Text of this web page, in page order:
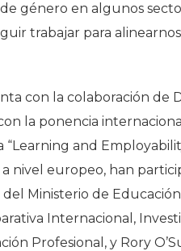
género en algunos
trabajar para
con la colaboración de
la ponencia
“Learning and
a nivel europeo, han
Ministerio de
Internacional,
Profesional, y Rory